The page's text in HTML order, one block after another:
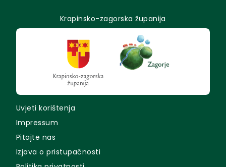
Krapinsko-zagorska županija
Uvjeti korištenja
Impressum
Pitajte nas
Izjava o pristupačnosti